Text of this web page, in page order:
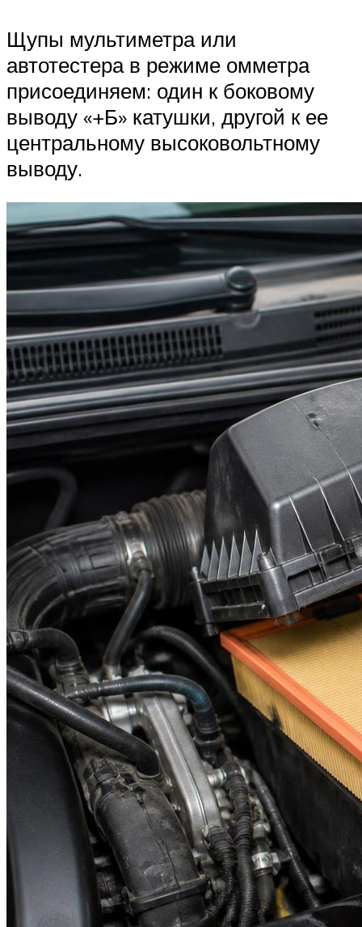
Щупы мультиметра или
автотестера в режиме омметра
присоединяем: один к боковому
выводу «+Б» катушки, другой к ее
центральному высоковольтному
выводу.